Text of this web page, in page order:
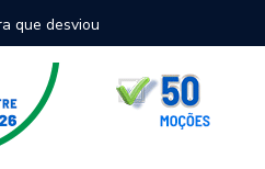
vai custar R$
Dourados